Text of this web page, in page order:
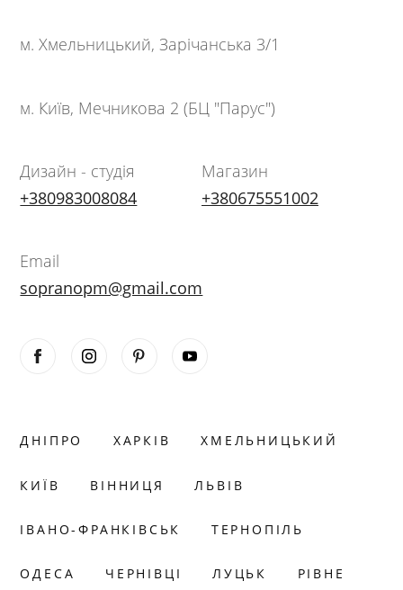
м. Хмельницький, Зарічанська 3/1
м. Київ, Мечникова 2 (БЦ "Парус")
Дизайн - студія
+380983008084
Магазин
+380675551002
Email
sopranopm@gmail.com
ДНІПРО ХАРКІВ ХМЕЛЬНИЦЬКИЙ
КИЇВ ВІННИЦЯ ЛЬВІВ
ІВАНО-ФРАНКІВСЬК ТЕРНОПІЛЬ
ОДЕСА ЧЕРНІВЦІ ЛУЦЬК РІВНЕ